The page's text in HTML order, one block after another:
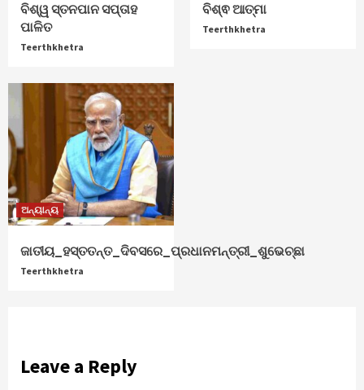
ବିଶ୍ୱ ସ୍ତନପାନ ସପ୍ତାହ
ପାଳିତ
Teerthkhetra
ବିଶ୍ଵ ଆତ୍ମା
Teerthkhetra
ଅନ୍ୟାନ୍ୟ
ଜାତୀୟ_ହସ୍ତତନ୍ତ_ଦିବସରେ_ପ୍ରଧାନମନ୍ତ୍ରୀ_ଶୁଭେଚ୍ଛା
Teerthkhetra
Leave a Reply